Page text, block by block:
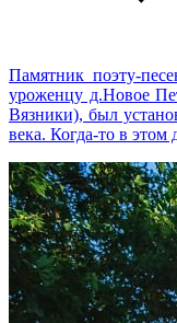
Памятник поэту-
уроженцу д.Новое
Вязники), был
века. Когда-то в этом